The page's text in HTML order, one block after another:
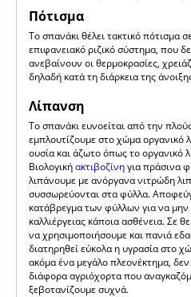
Πότισμα
Το σπανάκι θέλει τακτικό πότισμα
επιφανειακό ριζικό σύστημα, που
ανεβαίνουν οι θερμοκρασίες,
δηλαδή κατά τη διάρκεια της
Λίπανση
Το σπανάκι ευνοείται από την
εμπλουτίζουμε στο χώμα οργανικό
ουσία και άζωτο όπως το οργανικό
Βιολογικήακτιβοζίνηγια πράσινα
λιπάνουμε με ανόργανα νιτρώδη
συσσωρεύονται στα φύλλα.
κατάβρεγμα των φύλλων για να μην
καλλιέργειας κάποια ασθένεια. Σε
να χρησιμοποιήσουμε και πανιά
διατηρηθεί εύκολα η υγρασία στο
ακόμα ένα μεγάλο πλεονέκτημα,
διάφορα αγριόχορτα που
ξεβοτανίζουμε συχνά.